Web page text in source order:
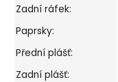
Zadní ráfek:
Paprsky:
Přední plášť:
Zadní plášť: